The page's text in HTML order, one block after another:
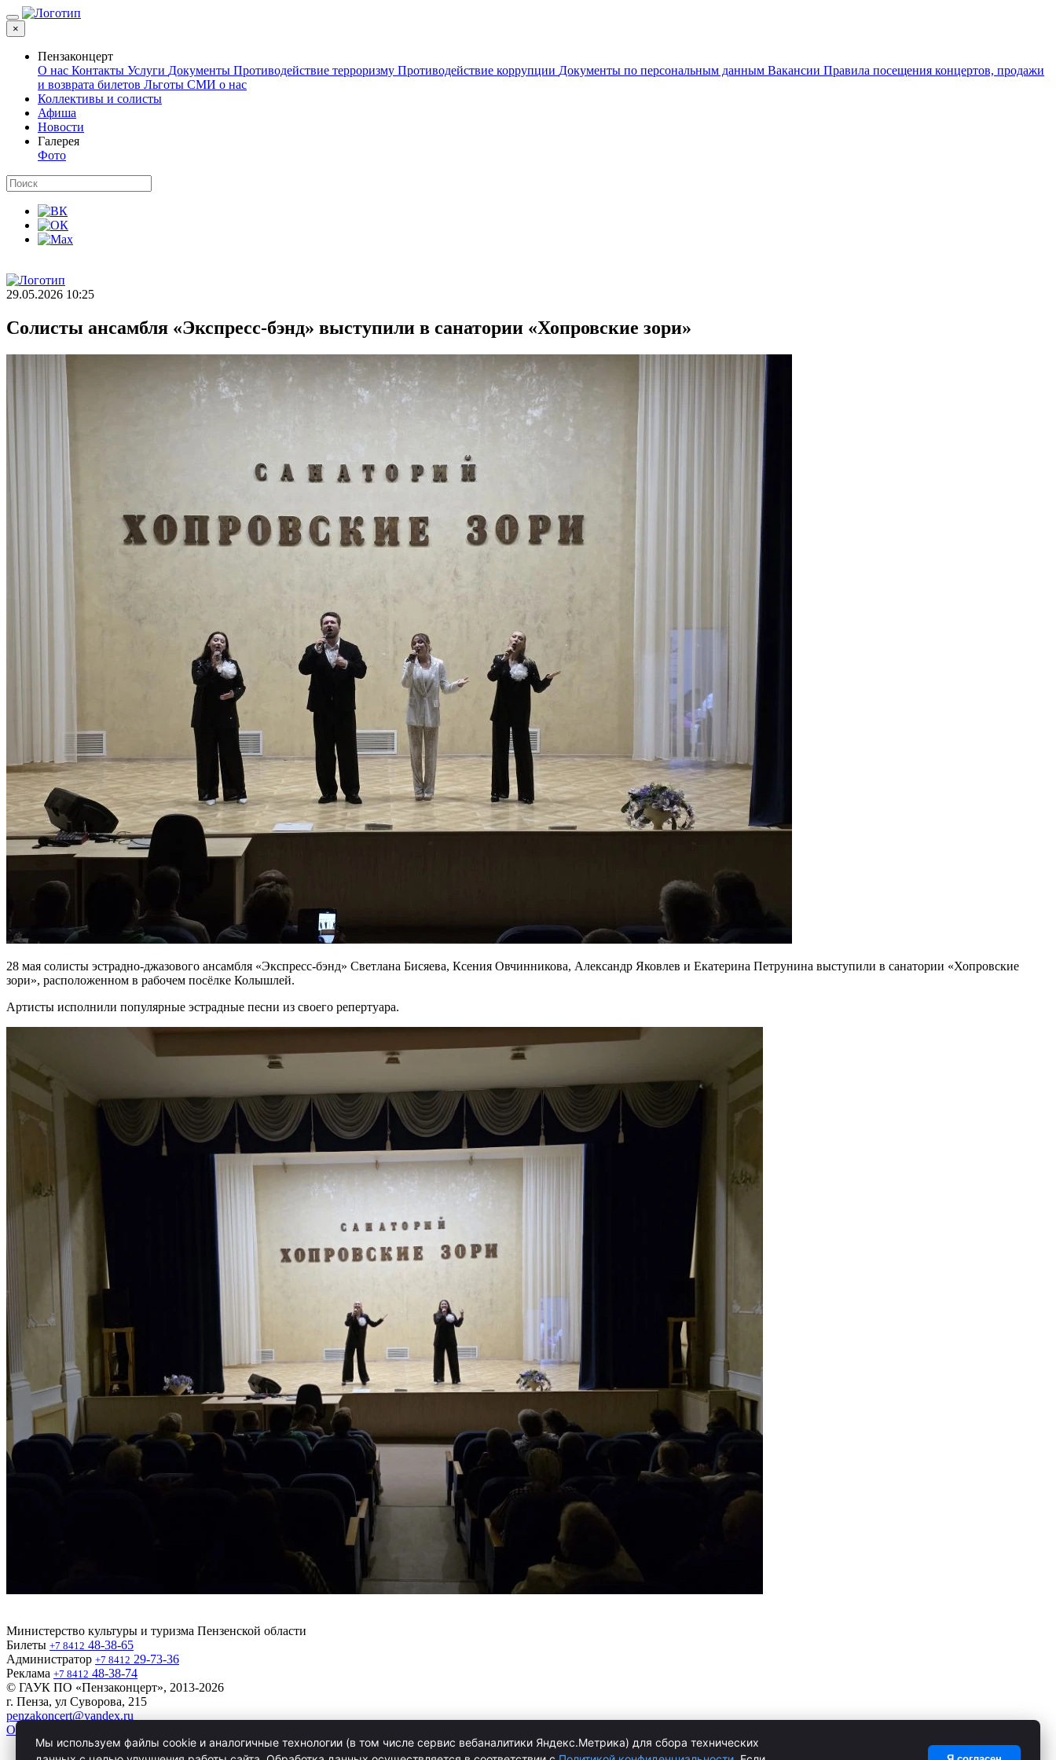
×
Пензаконцерт
О нас Контакты Услуги Документы Противодействие терроризму Противодействие коррупции Документы по персональным данным Вакансии Правила посещения концертов, продажи
и возврата билетов Льготы СМИ о нас
Коллективы и солисты
Афиша
Новости
Галерея
Фото
29.05.2026 10:25
Солисты ансамбля «Экспресс-бэнд» выступили в санатории «Хопровские зори»
28 мая солисты эстрадно-джазового ансамбля «Экспресс-бэнд» Светлана Бисяева, Ксения Овчинникова, Александр Яковлев и Екатерина Петрунина выступили в санатории «Хопровские
зори», расположенном в рабочем посёлке Колышлей.
Артисты исполнили популярные эстрадные песни из своего репертуара.
Министерство культуры и туризма Пензенской области
Билеты +7 8412 48-38-65
Администратор +7 8412 29-73-36
Реклама +7 8412 48-38-74
© ГАУК ПО «Пензаконцерт», 2013-2026
г. Пенза, ул Суворова, 215
penzakoncert@yandex.ru
О Пензаконцерт
Политика конфиденциальности
Мы используем файлы cookie и аналогичные технологии (в том числе сервис вебаналитики Яндекс.Метрика) для сбора технических